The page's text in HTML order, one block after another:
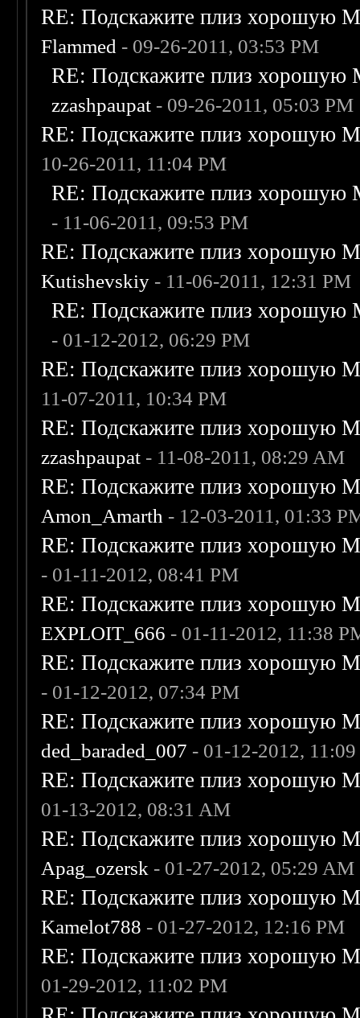
RE: Подскажите плиз хорошую
Flammed - 09-26-2011, 03:53 PM
RE: Подскажите плиз хорошую
zzashpaupat - 09-26-2011, 05:03 PM
RE: Подскажите плиз хорошую
10-26-2011, 11:04 PM
RE: Подскажите плиз хорошую
- 11-06-2011, 09:53 PM
RE: Подскажите плиз хорошую
Kutishevskiy - 11-06-2011, 12:31 PM
RE: Подскажите плиз хорошую
- 01-12-2012, 06:29 PM
RE: Подскажите плиз хорошую
11-07-2011, 10:34 PM
RE: Подскажите плиз хорошую
zzashpaupat - 11-08-2011, 08:29 AM
RE: Подскажите плиз хорошую
Amon_Amarth - 12-03-2011, 01:33
RE: Подскажите плиз хорошую
- 01-11-2012, 08:41 PM
RE: Подскажите плиз хорошую
EXPLOIT_666 - 01-11-2012, 11:38
RE: Подскажите плиз хорошую
- 01-12-2012, 07:34 PM
RE: Подскажите плиз хорошую
ded_baraded_007 - 01-12-2012,
RE: Подскажите плиз хорошую
01-13-2012, 08:31 AM
RE: Подскажите плиз хорошую
Apag_ozersk - 01-27-2012, 05:29 AM
RE: Подскажите плиз хорошую
Kamelot788 - 01-27-2012, 12:16 PM
RE: Подскажите плиз хорошую
01-29-2012, 11:02 PM